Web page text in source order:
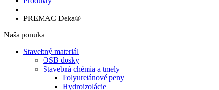
PREMAC Deka®
Naša ponuka
Stavebný materiál
OSB dosky
Stavebná chémia a tmely
Polyuretánové peny
Hydroizolácie